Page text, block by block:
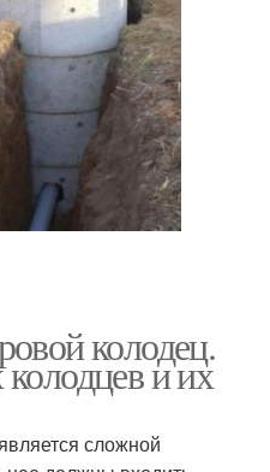
колодец.
и их
сложной